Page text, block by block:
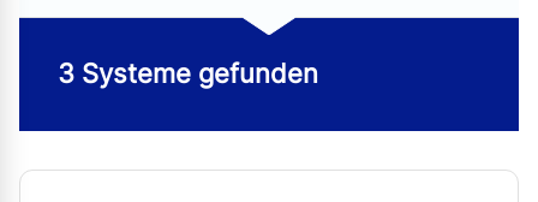
3 Systeme gefunden